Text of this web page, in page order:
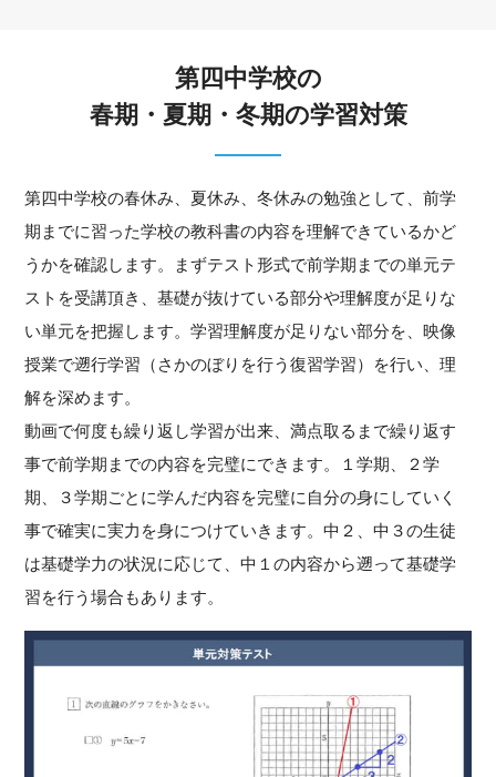
第四中学校の
春期・夏期・冬期の学習対策
第四中学校の春休み、夏休み、冬休みの勉強として、前学
期までに習った学校の教科書の内容を理解できているかど
うかを確認します。まずテスト形式で前学期までの単元テ
ストを受講頂き、基礎が抜けている部分や理解度が足りな
い単元を把握します。学習理解度が足りない部分を、映像
授業で遡行学習（さかのぼりを行う復習学習）を行い、理
解を深めます。
動画で何度も繰り返し学習が出来、満点取るまで繰り返す
事で前学期までの内容を完璧にできます。１学期、２学
期、３学期ごとに学んだ内容を完璧に自分の身にしていく
事で確実に実力を身につけていきます。中２、中３の生徒
は基礎学力の状況に応じて、中１の内容から遡って基礎学
習を行う場合もあります。